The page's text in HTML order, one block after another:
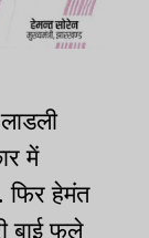
में
फिर हेमंत
बाई फुले